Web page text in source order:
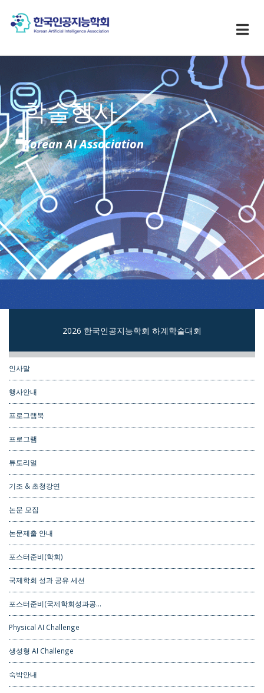
학술행사
Korean AI Association
2026 한국인공지능학회 하계학술대회
인사말
행사안내
프로그램북
프로그램
튜토리얼
기조 & 초청강연
논문 모집
논문제출 안내
포스터준비(학회)
국제학회 성과 공유 세션
포스터준비(국제학회성과공…
Physical AI Challenge
생성형 AI Challenge
숙박안내